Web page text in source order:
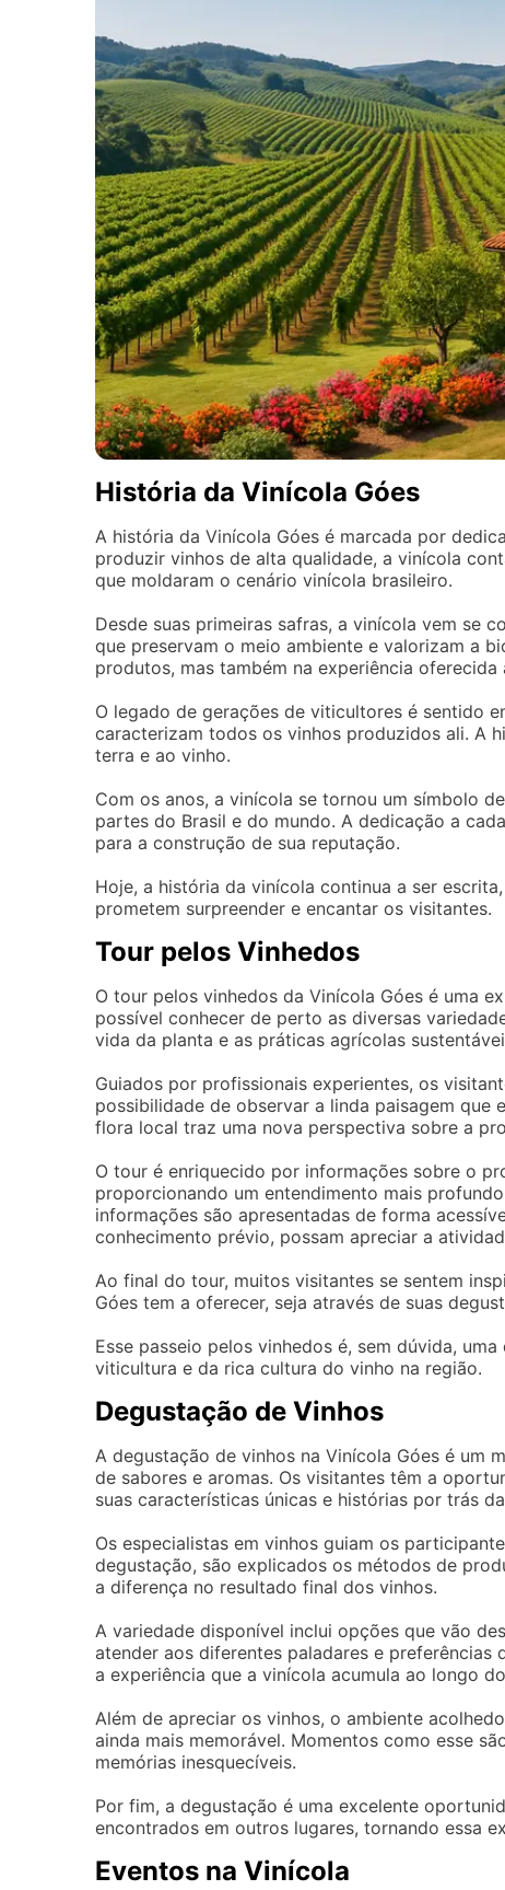
História da Vinícola Góes
A história da Vinícola Góes é marcada por
produzir vinhos de alta qualidade, a vinícola
que moldaram o cenário vinícola brasileiro.
Desde suas primeiras safras, a vinícola vem se
que preservam o meio ambiente e valorizam a
produtos, mas também na experiência oferecida
O legado de gerações de viticultores é sentido
caracterizam todos os vinhos produzidos ali. A
terra e ao vinho.
Com os anos, a vinícola se tornou um símbolo
partes do Brasil e do mundo. A dedicação a
para a construção de sua reputação.
Hoje, a história da vinícola continua a ser
prometem surpreender e encantar os visitantes.
Tour pelos Vinhedos
O tour pelos vinhedos da Vinícola Góes é uma
possível conhecer de perto as diversas
vida da planta e as práticas agrícolas
Guiados por profissionais experientes, os
possibilidade de observar a linda paisagem que
flora local traz uma nova perspectiva sobre a
O tour é enriquecido por informações sobre o
proporcionando um entendimento mais
informações são apresentadas de forma
conhecimento prévio, possam apreciar a
Ao final do tour, muitos visitantes se sentem
Góes tem a oferecer, seja através de suas
Esse passeio pelos vinhedos é, sem dúvida,
viticultura e da rica cultura do vinho na região.
Degustação de Vinhos
A degustação de vinhos na Vinícola Góes é um
de sabores e aromas. Os visitantes têm a
suas características únicas e histórias por trás
Os especialistas em vinhos guiam os
degustação, são explicados os métodos de
a diferença no resultado final dos vinhos.
A variedade disponível inclui opções que vão
atender aos diferentes paladares e
a experiência que a vinícola acumula ao longo
Além de apreciar os vinhos, o ambiente
ainda mais memorável. Momentos como esse
memórias inesquecíveis.
Por fim, a degustação é uma excelente
encontrados em outros lugares, tornando essa
Eventos na Vinícola